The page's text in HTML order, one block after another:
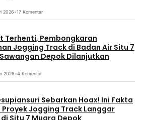
2026•17 Komentar
Terhenti, Pembongkaran
Jogging Track di Badan Air Situ 7
Depok Dilanjutkan
2026•4 Komentar
Sebarkan Hoax! Ini Fakta
Jogging Track Langgar